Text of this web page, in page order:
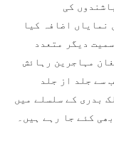
کی
نمایاں اضافہ کیا
دیگر متعدد
مہاجرین رہائش
سے جلد از جلد
بدری کے سلسلے میں
کئے جا رہے ہیں۔